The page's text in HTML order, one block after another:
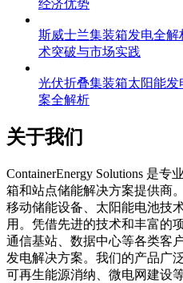
经济优势
斯威士兰集装箱发电全
术突破与市场实践
光伏折叠集装箱太阳能
案全解析
关于我们
ContainerEnergy Solutions 是
箱和站点储能解决方案提供商
移动储能设备、太阳能电池技
用。凭借先进的技术和丰富的
通信基站、数据中心等各类客
发电解决方案。我们的产品广
可再生能源消纳、微电网建设